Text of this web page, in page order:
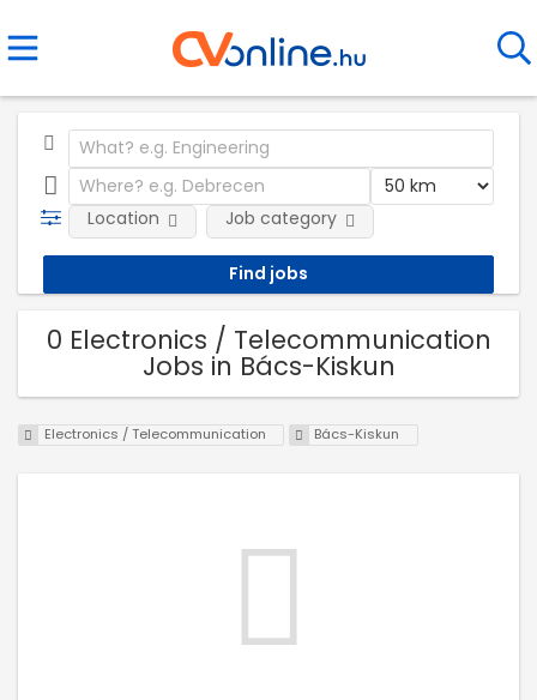
Location Job category
0 Electronics / Telecommunication
Jobs in Bács-Kiskun
Electronics / Telecommunication Bács-Kiskun